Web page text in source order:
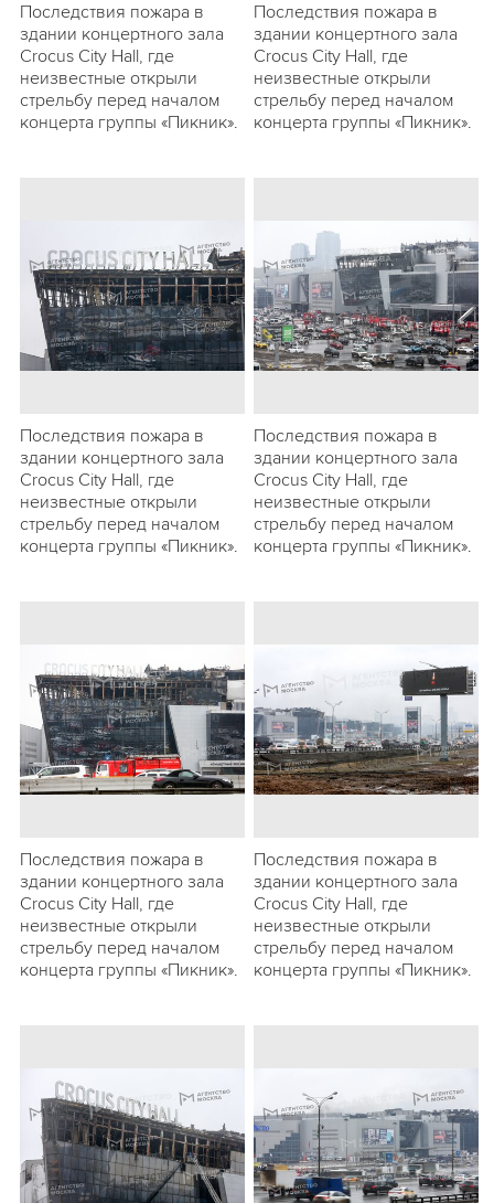
Последствия пожара в
здании концертного зала
Crocus City Hall, где
неизвестные открыли
стрельбу перед началом
концерта группы «Пикник».
Последствия пожара в
здании концертного зала
Crocus City Hall, где
неизвестные открыли
стрельбу перед началом
концерта группы «Пикник».
Последствия пожара в
здании концертного зала
Crocus City Hall, где
неизвестные открыли
стрельбу перед началом
концерта группы «Пикник».
Последствия пожара в
здании концертного зала
Crocus City Hall, где
неизвестные открыли
стрельбу перед началом
концерта группы «Пикник».
Последствия пожара в
здании концертного зала
Crocus City Hall, где
неизвестные открыли
стрельбу перед началом
концерта группы «Пикник».
Последствия пожара в
здании концертного зала
Crocus City Hall, где
неизвестные открыли
стрельбу перед началом
концерта группы «Пикник».